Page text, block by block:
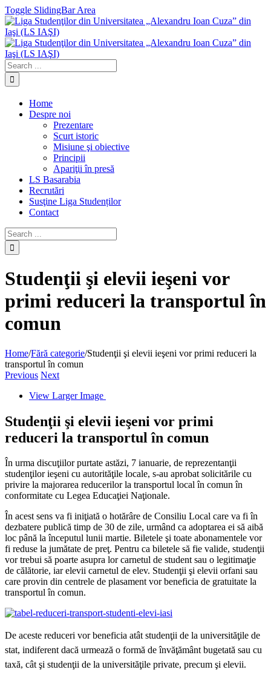
Toggle SlidingBar Area
Home
Despre noi
Prezentare
Scurt istoric
Misiune şi obiective
Principii
Apariţii în presă
LS Basarabia
Recrutări
Susţine Liga Studenților
Contact
Studenţii şi elevii ieşeni vor
primi reduceri la transportul în
comun
Home/Fără categorie/Studenţii şi elevii ieşeni vor primi reduceri la
transportul în comun
Previous Next
View Larger Image
Studenţii şi elevii ieşeni vor primi
reduceri la transportul în comun
În urma discuţiilor purtate astăzi, 7 ianuarie, de reprezentanţii
studenţilor ieşeni cu autorităţile locale, s-au aprobat solicitările cu
privire la majorarea reducerilor la transportul local în comun în
conformitate cu Legea Educaţiei Naţionale.
În acest sens va fi iniţiată o hotărâre de Consiliu Local care va fi în
dezbatere publică timp de 30 de zile, urmând ca adoptarea ei să aibă
loc până la începutul lunii martie. Biletele şi toate abonamentele vor
fi reduse la jumătate de preţ. Pentru ca biletele să fie valide, studenţii
vor trebui să poarte asupra lor carnetul de student sau o legitimaţie
de călătorie, iar elevii carnetul de elev. Studenţii şi elevii orfani sau
care provin din centrele de plasament vor beneficia de gratuitate la
transportul în comun.
De aceste reduceri vor beneficia atât studenţii de la universităţile de
stat, indiferent dacă urmează o formă de învăţământ bugetată sau cu
taxă, cât şi studenţii de la universităţile private, precum şi elevii.